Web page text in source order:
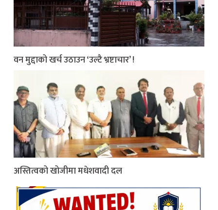
वन मुद्दाको खर्च उठाउन ‘उल्टै भ्रष्टाचार’ !
अस्तित्वको खोजीमा मधेशवादी दल